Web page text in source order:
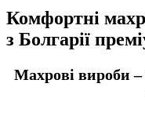
Комфортні
з Болгарії
Махрові вироби